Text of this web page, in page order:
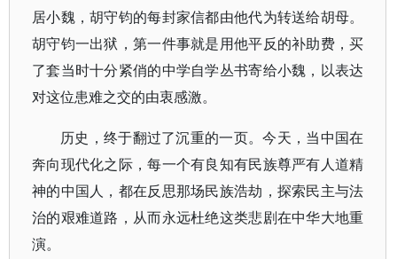
居小魏，胡守钧的每封家信都由他代为转送给胡母。
胡守钧一出狱，第一件事就是用他平反的补助费，买
了套当时十分紧俏的中学自学丛书寄给小魏，以表达
对这位患难之交的由衷感激。
历史，终于翻过了沉重的一页。今天，当中国在
奔向现代化之际，每一个有良知有民族尊严有人道精
神的中国人，都在反思那场民族浩劫，探索民主与法
治的艰难道路，从而永远杜绝这类悲剧在中华大地重
演。